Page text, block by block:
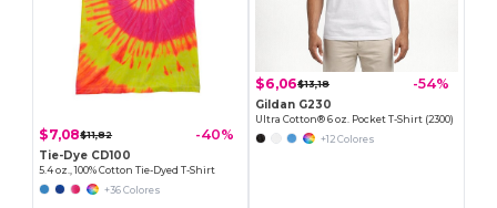
$7,08$11,82 -40%
Tie-Dye CD100
5.4 oz., 100% Cotton Tie-Dyed T-Shirt
+36 Colores
$6,06$13,18 -54%
Gildan G230
Ultra Cotton® 6 oz. Pocket T-Shirt (2300)
+12 Colores